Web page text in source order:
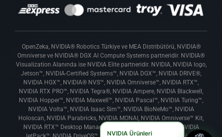
OpenZeka, NVIDIA® Robotics Türkiye ve MEA Distribütörü, NVIDIA®
Omniverse ve NVIDIA® DGX AI Compute Systems partneridir. NVIDIA®
Visualization Alanında ise NVIDIA Elite partneridir. NVIDIA, NVIDIA logo,
Jetson™, NVIDIA-Certified Systems™, NVIDIA DGX™, NVIDIA DRIVE®,
NVIDIA HGX™, NVIDIA® NVS™, NVIDIA Omniverse™, NVIDIA RTX™,
NVIDIA RTX PRO™, NVIDIA Tegra®, NVIDIA Ampere, NVIDIA Blackwell,
NVIDIA Hopper™, NVIDIA Maxwell™, NVIDIA Pascal™, NVIDIA Turing™,
NVIDIA Volta™, NVIDIA Isaac Sim™, NVIDIA BioNeMo™, NVIDIA
Holoscan, NVIDIA Parabricks, NVIDIA MONAI, NVIDIA Omniverse™ Kit,
NVIDIA RTX™ Desktop Manager, NVIDIA® cuOpt™, CUDA®, NVIDIA
NVIDIA Ürünleri